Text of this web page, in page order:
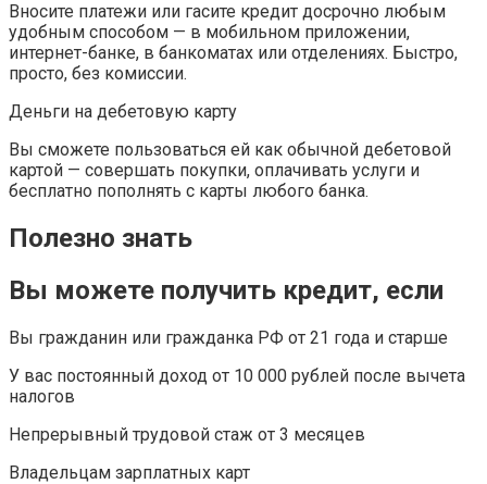
Вносите платежи или гасите кредит досрочно любым
удобным способом — в мобильном приложении,
интернет-банке, в банкоматах или отделениях. Быстро,
просто, без комиссии.
Деньги на дебетовую карту
Вы сможете пользоваться ей как обычной дебетовой
картой — совершать покупки, оплачивать услуги и
бесплатно пополнять с карты любого банка.
Полезно знать
Вы можете получить кредит, если
Вы гражданин или гражданка РФ от 21 года и старше
У вас постоянный доход от 10 000 рублей после вычета
налогов
Непрерывный трудовой стаж от 3 месяцев
Владельцам зарплатных карт